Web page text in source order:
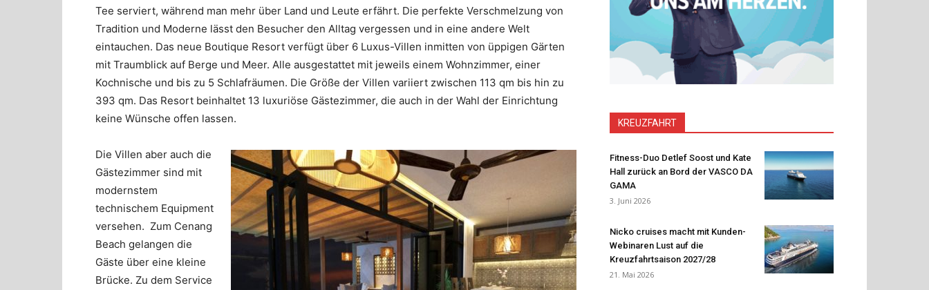
Tee serviert, während man mehr über Land und Leute erfährt. Die perfekte Verschmelzung von
Tradition und Moderne lässt den Besucher den Alltag vergessen und in eine andere Welt
eintauchen. Das neue Boutique Resort verfügt über 6 Luxus-Villen inmitten von üppigen Gärten
mit Traumblick auf Berge und Meer. Alle ausgestattet mit jeweils einem Wohnzimmer, einer
Kochnische und bis zu 5 Schlafräumen. Die Größe der Villen variiert zwischen 113 qm bis hin zu
393 qm. Das Resort beinhaltet 13 luxuriöse Gästezimmer, die auch in der Wahl der Einrichtung
keine Wünsche offen lassen.
Die Villen aber auch die
Gästezimmer sind mit
modernstem
technischem Equipment
versehen. Zum Cenang
Beach gelangen die
Gäste über eine kleine
Brücke. Zu dem Service
KREUZFAHRT
Fitness-Duo Detlef Soost und Kate
Hall zurück an Bord der VASCO DA
GAMA
3. Juni 2026
Nicko cruises macht mit Kunden-
Webinaren Lust auf die
Kreuzfahrtsaison 2027/28
21. Mai 2026